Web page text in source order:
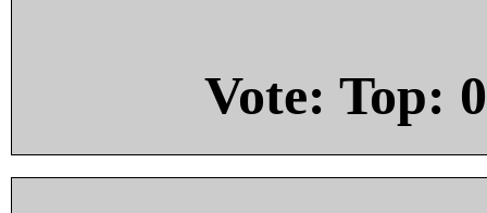
Vote: Top: 0